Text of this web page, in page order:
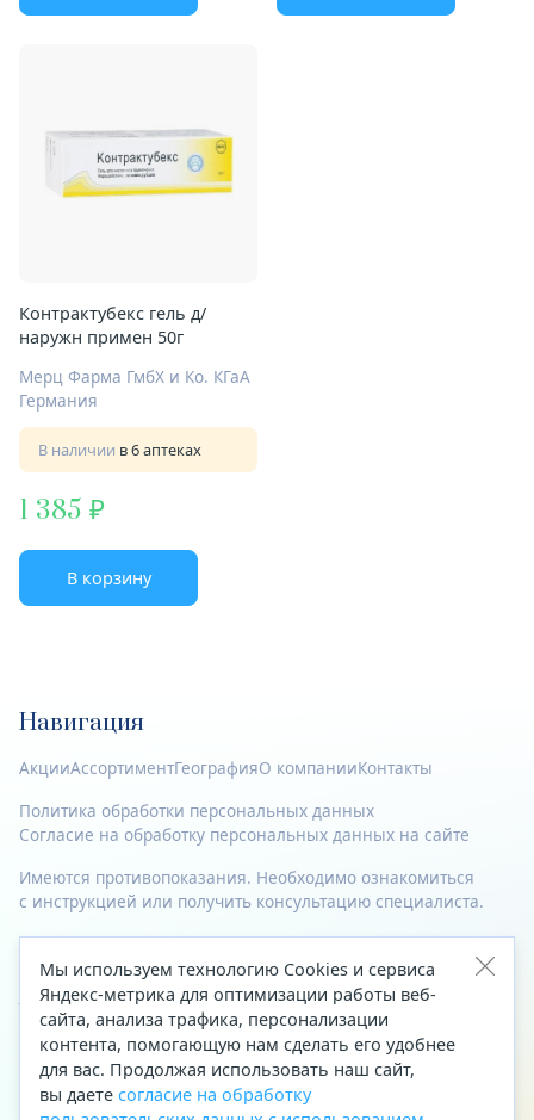
Контрактубекс гель д/
наружн примен 50г
Мерц Фарма ГмбХ и Ко. КГаА
Германия
В наличии в 6 аптеках
1 385
В корзину
Навигация
АкцииАссортиментГеографияО компанииКонтакты
Политика обработки персональных данных
Согласие на обработку персональных данных на сайте
Имеются противопоказания. Необходимо ознакомиться
с инструкцией или получить консультацию специалиста.
© 2023—2026 Все права защищены.
Адрес
Архангельск, ул. Папанина, д. 19 (вход в здание со стороны
автоцентра «Тойота»)
Приемная Генерального директора
Мы используем технологию Cookies и сервиса
Яндекс-метрика для оптимизации работы веб-
сайта, анализа трафика, персонализации
контента, помогающую нам сделать его удобнее
для вас. Продолжая использовать наш сайт,
вы даете согласие на обработку